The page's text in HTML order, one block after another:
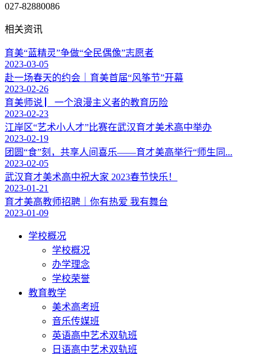
027-82880086
相关资讯
育美“蓝精灵”争做“全民偶像”志愿者
2023-03-05
赴一场春天的约会｜育美首届“风筝节”开幕
2023-02-26
育美师说 ▏一个浪漫主义者的教育历险
2023-02-23
江岸区“艺术小人才”比赛在武汉育才美术高中举办
2023-02-19
团圆“食”刻，共享人间喜乐——育才美高举行“师生同...
2023-02-05
武汉育才美术高中祝大家 2023春节快乐！
2023-01-21
育才美高教师招聘｜你有热爱 我有舞台
2023-01-09
学校概况
学校概况
办学理念
学校荣誉
教育教学
美术高考班
音乐传媒班
英语高中艺术双轨班
日语高中艺术双轨班